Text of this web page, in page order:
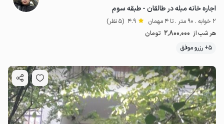
اجاره خانه مبله در طالقان - طبقه سوم
2 خوابه . 90 متر . تا 4 مهمان 4.9 (5 نظر)
هر شب از 2٬800٬000 تومان
5+ رزرو موفق